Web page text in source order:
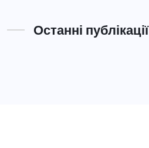
Останні публікації